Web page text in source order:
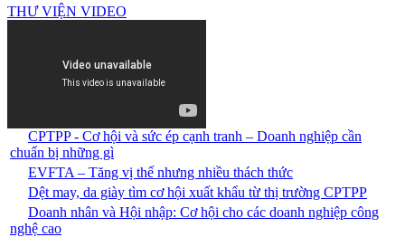
THƯ VIỆN VIDEO
CPTPP - Cơ hội và sức ép cạnh tranh – Doanh nghiệp cần
chuẩn bị những gì
EVFTA – Tăng vị thế nhưng nhiều thách thức
Dệt may, da giày tìm cơ hội xuất khẩu từ thị trường CPTPP
Doanh nhân và Hội nhập: Cơ hội cho các doanh nghiệp công
nghệ cao